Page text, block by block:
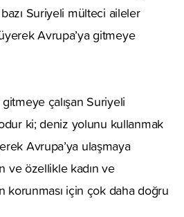
Suriyeli mülteci aileler
Avrupa’ya gitmeye
çalışan Suriyeli
ki; deniz yolunu kullanmak
Avrupa’ya ulaşmaya
ve özellikle kadın ve
korunması için çok daha doğru